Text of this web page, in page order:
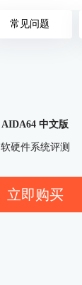
常见问题
AIDA64 中文版
软硬件系统评测
立即购买